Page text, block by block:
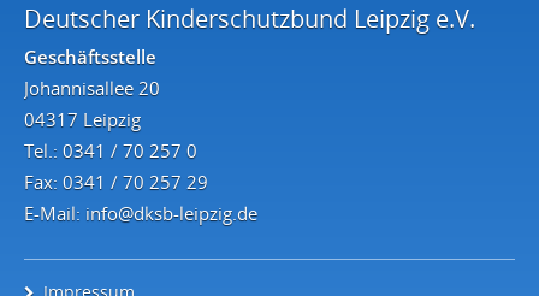
Deutscher Kinderschutzbund Leipzig e.V.
Geschäftsstelle
Johannisallee 20
04317 Leipzig
Tel.: 0341 / 70 257 0
Fax: 0341 / 70 257 29
E-Mail: info@dksb-leipzig.de
Impressum